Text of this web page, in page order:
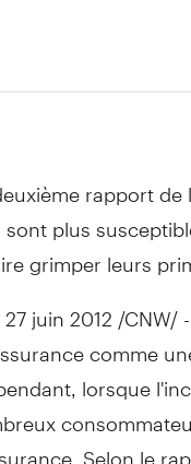
rapport
plus
grimper leurs
27 juin 2012 /
comme
lorsque
Selon le